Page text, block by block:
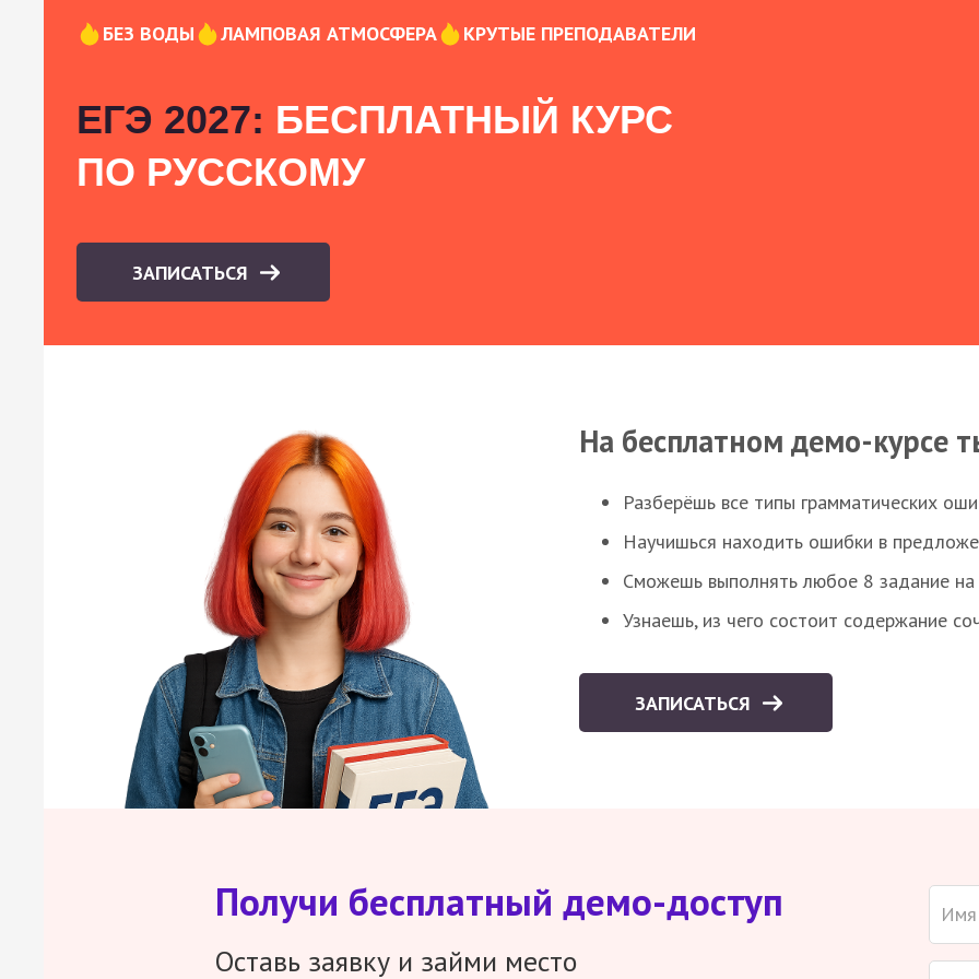
БЕЗ ВОДЫ ЛАМПОВАЯ АТМОСФЕРА КРУТЫЕ ПРЕПОДАВАТЕЛИ
ЕГЭ 2027: БЕСПЛАТНЫЙ КУРС
ПО РУССКОМУ
ЗАПИСАТЬСЯ
На бесплатном демо-курсе
Разберёшь все типы грамматических
Научишься находить ошибки в
Сможешь выполнять любое 8 задание
Узнаешь, из чего состоит содержание
ЗАПИСАТЬСЯ
Получи бесплатный демо-доступ
Оставь заявку и займи место